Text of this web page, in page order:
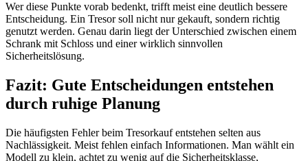
Wer diese Punkte vorab bedenkt, trifft meist eine deutlich bessere
Entscheidung. Ein Tresor soll nicht nur gekauft, sondern richtig
genutzt werden. Genau darin liegt der Unterschied zwischen einem
Schrank mit Schloss und einer wirklich sinnvollen
Sicherheitslösung.
Fazit: Gute Entscheidungen entstehen
durch ruhige Planung
Die häufigsten Fehler beim Tresorkauf entstehen selten aus
Nachlässigkeit. Meist fehlen einfach Informationen. Man wählt ein
Modell zu klein, achtet zu wenig auf die Sicherheitsklasse,